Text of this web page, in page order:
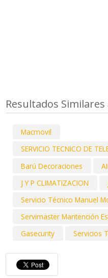
Resultados Similares
Macmovil
SERVICIO TECNICO DE
Barú Decoraciones
J Y P CLIMATIZACION
Servicio Técnico Manuel
Servimaster Mantención
Gasecurity
Servicios